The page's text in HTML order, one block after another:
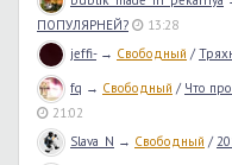
ПОПУЛЯРНЕЙ?
13:28
jeffi-→ Свободный /
fq → Свободный / Что
21:02
Slava_N → Свободный /